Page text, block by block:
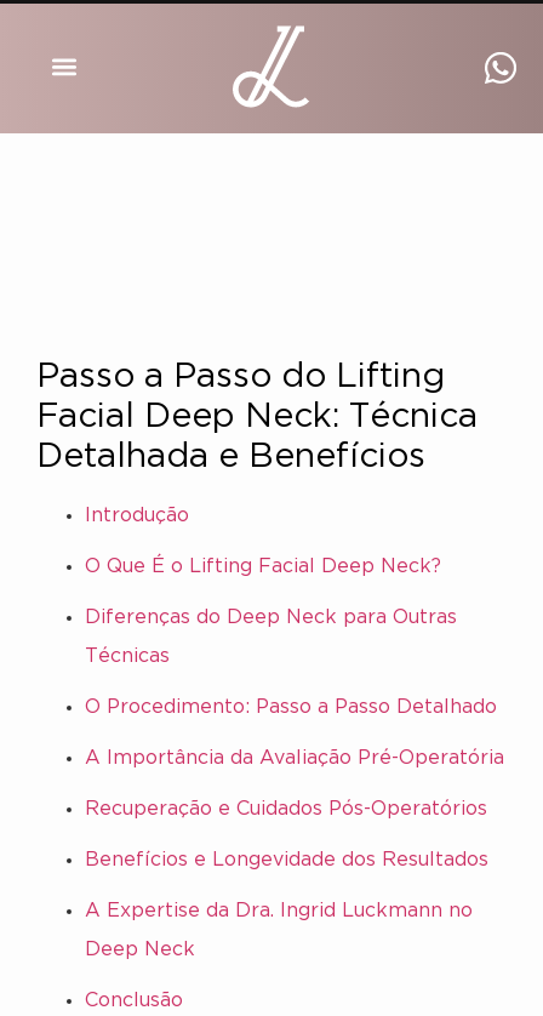
Passo a Passo do Lifting
Facial Deep Neck: Técnica
Detalhada e Benefícios
Introdução
O Que É o Lifting Facial Deep Neck?
Diferenças do Deep Neck para Outras
Técnicas
O Procedimento: Passo a Passo Detalhado
A Importância da Avaliação Pré-Operatória
Recuperação e Cuidados Pós-Operatórios
Benefícios e Longevidade dos Resultados
A Expertise da Dra. Ingrid Luckmann no
Deep Neck
Conclusão